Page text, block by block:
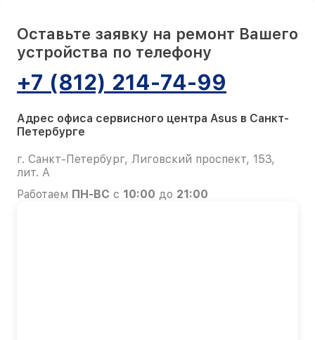
Оставьте заявку на ремонт Вашего
устройства по телефону
+7 (812) 214-74-99
Адрес офиса сервисного центра Asus в Санкт-
Петербурге
г. Санкт-Петербург, Лиговский проспект, 153,
лит. А
Работаем ПН-ВС с 10:00 до 21:00